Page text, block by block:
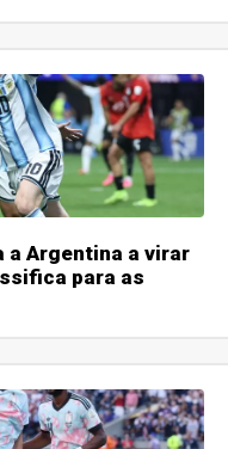
a Argentina a virar
para as